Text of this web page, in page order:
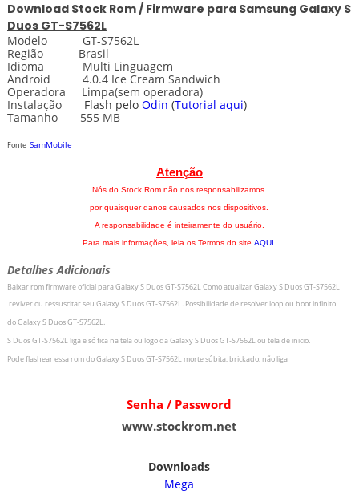
Download Stock Rom / Firmware para Samsung Galaxy S
Duos GT-S7562L
Modelo GT-S7562L
Região Brasil
Idioma Multi Linguagem
Android 4.0.4 Ice Cream Sandwich
Operadora Limpa(sem operadora)
Instalação Flash pelo Odin (Tutorial aqui)
Tamanho 555 MB
Fonte SamMobile
Atenção
Nós do Stock Rom não nos responsabilizamos
por quaisquer danos causados nos dispositivos.
A responsabilidade é inteiramente do usuário.
Para mais informações, leia os Termos do site AQUI
Detalhes Adicionais
Baixar rom firmware oficial paraGalaxy S Duos GT-S7562LComo atualizarGalaxy S Duos GT-S7562L
reviver ou ressuscitar seu Galaxy S Duos GT-S7562L. Possibilidade de resolver loop ou boot infinito
doGalaxy S Duos GT-S7562L.
S Duos GT-S7562Lliga e só fica na tela ou logo daGalaxy S Duos GT-S7562Lou tela de inicio.
Pode flashear essa rom doGalaxy S Duos GT-S7562Lmorte súbita, brickado, não liga
Senha / Password
www.stockrom.net
Downloads
Mega